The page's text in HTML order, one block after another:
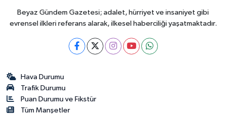
Beyaz Gündem Gazetesi; adalet, hürriyet ve insaniyet gibi
evrensel ilkleri referans alarak, ilkesel haberciliği yaşatmaktadır.
Hava Durumu
Trafik Durumu
Puan Durumu ve Fikstür
Tüm Manşetler